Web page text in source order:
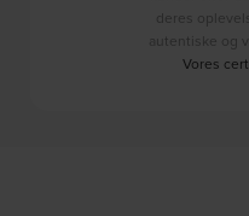
deres
autentiske og
Vores